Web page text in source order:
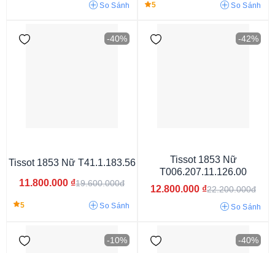
So Sánh 5 So Sánh
-40%
Tissot 1853 Nữ T41.1.183.56
11.800.000 ₫19.600.000đ
5 So Sánh
-42%
Tissot 1853 Nữ
T006.207.11.126.00
12.800.000 ₫22.200.000đ
So Sánh
-10% -40%